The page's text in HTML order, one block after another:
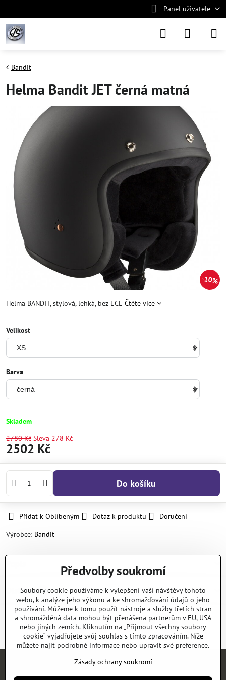
Panel uživatele
10%
Bandit
Helma Bandit JET černá matná
Helma BANDIT, stylová, lehká, bez ECE Čtěte více
Velikost
Barva
Skladem
2780 Kč Sleva 278 Kč
2502 Kč
Do košíku
Přidat k Oblíbeným Dotaz k produktu
Doručení
Výrobce: Bandit
Diskuse 0
FacebookTwitterBlueskyPinterestReddit LinkedInWhatsApp
E-
mail
KATALOGY NEWS
Předvolby soukromí
Soubory cookie používáme k vylepšení vaší návštěvy tohoto
webu, k analýze jeho výkonu a ke shromažďování údajů o jeho
používání. Můžeme k tomu použít nástroje a služby třetích stran
a shromážděná data mohou být přenášena partnerům v EU, USA
nebo jiných zemích. Kliknutím na „Přijmout všechny soubory
cookie“ vyjadřujete svůj souhlas s tímto zpracováním. Níže
můžete najít podrobné informace nebo upravit své preference.
Zásady ochrany soukromí